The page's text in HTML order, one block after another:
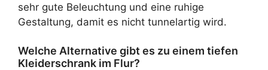
sehr gute Beleuchtung und eine ruhige
Gestaltung, damit es nicht tunnelartig wird.
Welche Alternative gibt es zu einem tiefen
Kleiderschrank im Flur?